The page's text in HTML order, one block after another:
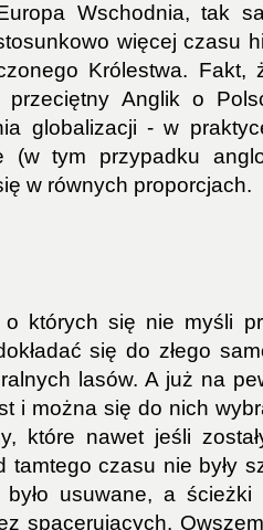
Wschodnia, tak
więcej czasu
Królestwa. Fakt,
Anglik o
globalizacji - w
(w tym przypadku
w równych proporcjach.
których się nie myśli
się do złego
lasów. A już na
i można się do nich
które nawet jeśli
tamtego czasu nie były
usuwane, a ścieżki
spacerujących.